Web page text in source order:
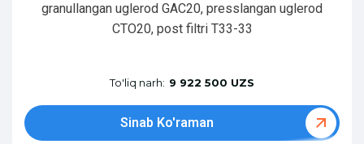
granullangan uglerod GAC20, presslangan uglerod
CTO20, post filtri T33-33
To'liq narh: 9 922 500 UZS
Sinab Ko'raman